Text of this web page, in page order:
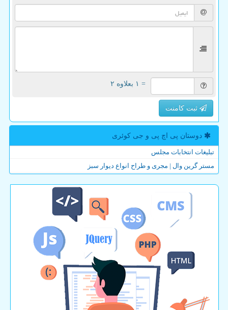
= ۱ بعلاوه ۲
ثبت کامنت
دوستان پی اچ پی و جی كوئری
تبلیغات انتخابات مجلس
مستر گرین وال | مجری و طراح انواع دیوار سبز